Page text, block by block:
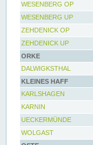
WESENBERG OP
WESENBERG UP
ZEHDENICK OP
ZEHDENICK UP
ORKE
DALWIGKSTHAL
KLEINES HAFF
KARLSHAGEN
KARNIN
UECKERMÜNDE
WOLGAST